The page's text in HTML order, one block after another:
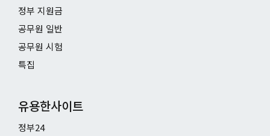
정부 지원금
공무원 일반
공무원 시험
특집
유용한사이트
정부24